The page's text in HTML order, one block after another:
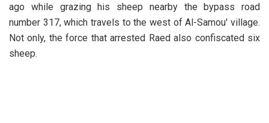
ago while grazing his sheep nearby the bypass road
number 317, which travels to the west of Al-Samou' village.
Not only, the force that arrested Raed also confiscated six
sheep.